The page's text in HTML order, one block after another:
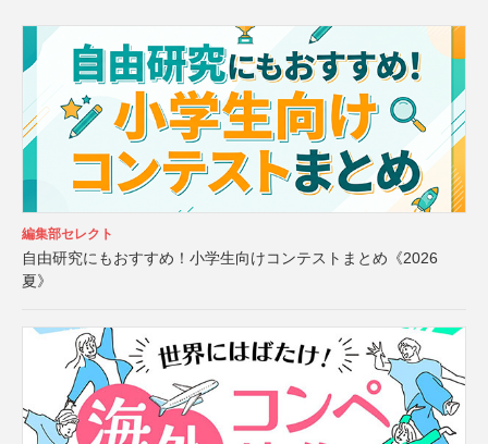
編集部セレクト
自由研究にもおすすめ！小学生向けコンテストまとめ《2026
夏》